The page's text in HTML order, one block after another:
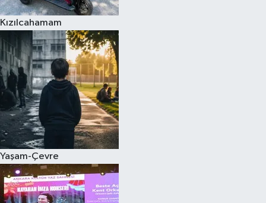
Kızılcahamam
Yaşam-Çevre